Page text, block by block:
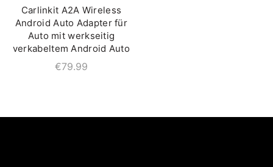
IN DEN WARENKORB
Carlinkit A2A Wireless
Android Auto Adapter für
Auto mit werkseitig
verkabeltem Android Auto
€79.99